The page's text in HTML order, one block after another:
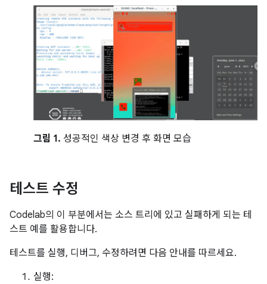
그림 1. 성공적인 색상 변경 후 화면 모습
테스트 수정
Codelab의 이 부분에서는 소스 트리에 있고 실패하게 되는 테
스트 예를 활용합니다.
테스트를 실행, 디버그, 수정하려면 다음 안내를 따르세요.
실행: